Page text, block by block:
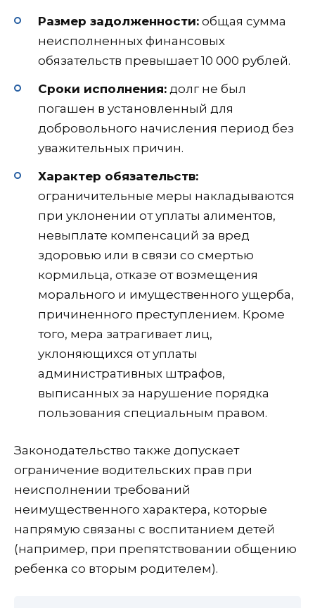
Размер задолженности: общая сумма
неисполненных финансовых
обязательств превышает 10 000 рублей.
Сроки исполнения: долг не был
погашен в установленный для
добровольного начисления период без
уважительных причин.
Характер обязательств:
ограничительные меры накладываются
при уклонении от уплаты алиментов,
невыплате компенсаций за вред
здоровью или в связи со смертью
кормильца, отказе от возмещения
морального и имущественного ущерба,
причиненного преступлением. Кроме
того, мера затрагивает лиц,
уклоняющихся от уплаты
административных штрафов,
выписанных за нарушение порядка
пользования специальным правом.
Законодательство также допускает
ограничение водительских прав при
неисполнении требований
неимущественного характера, которые
напрямую связаны с воспитанием детей
(например, при препятствовании общению
ребенка со вторым родителем).